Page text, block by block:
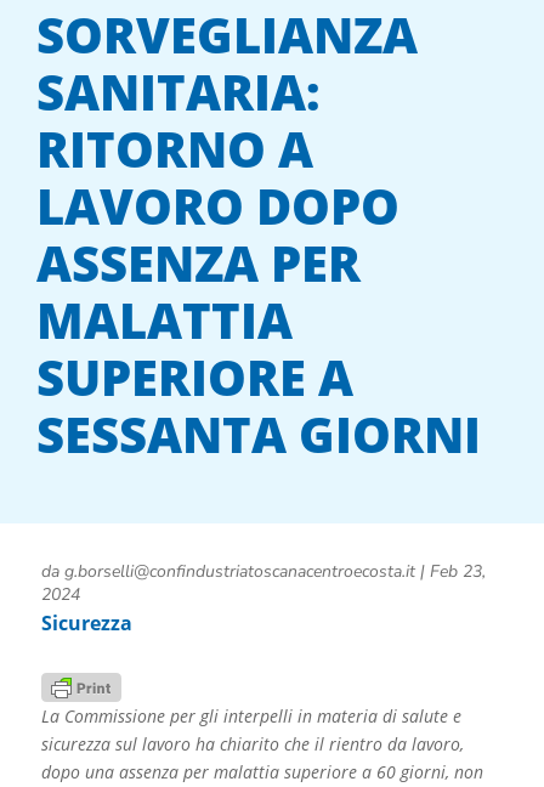
SORVEGLIANZA
SANITARIA:
RITORNO A
LAVORO DOPO
ASSENZA PER
MALATTIA
SUPERIORE A
SESSANTA GIORNI
da g.borselli@confindustriatoscanacentroecosta.it| Feb 23,
2024
Sicurezza
La Commissione per gli interpelli in materia di salute e
sicurezza sul lavoro ha chiarito che il rientro da lavoro,
dopo una assenza per malattia superiore a 60 giorni, non